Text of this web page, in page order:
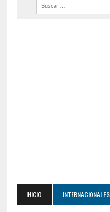
INICIO INTERNACIONALES